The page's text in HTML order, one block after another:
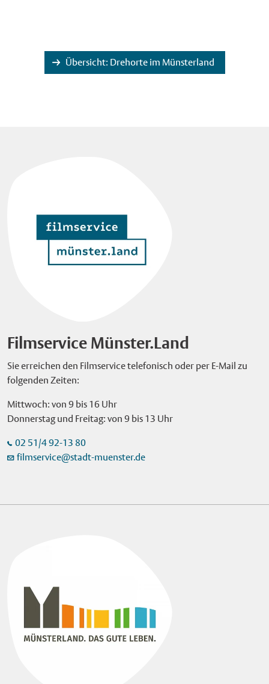
Übersicht: Drehorte im Münsterland
Filmservice Münster.Land
Sie erreichen den Filmservice telefonisch oder per E-Mail zu
folgenden Zeiten:
Mittwoch: von 9 bis 16 Uhr
Donnerstag und Freitag: von 9 bis 13 Uhr
02 51/4 92-13 80
filmservice@stadt-muenster.de